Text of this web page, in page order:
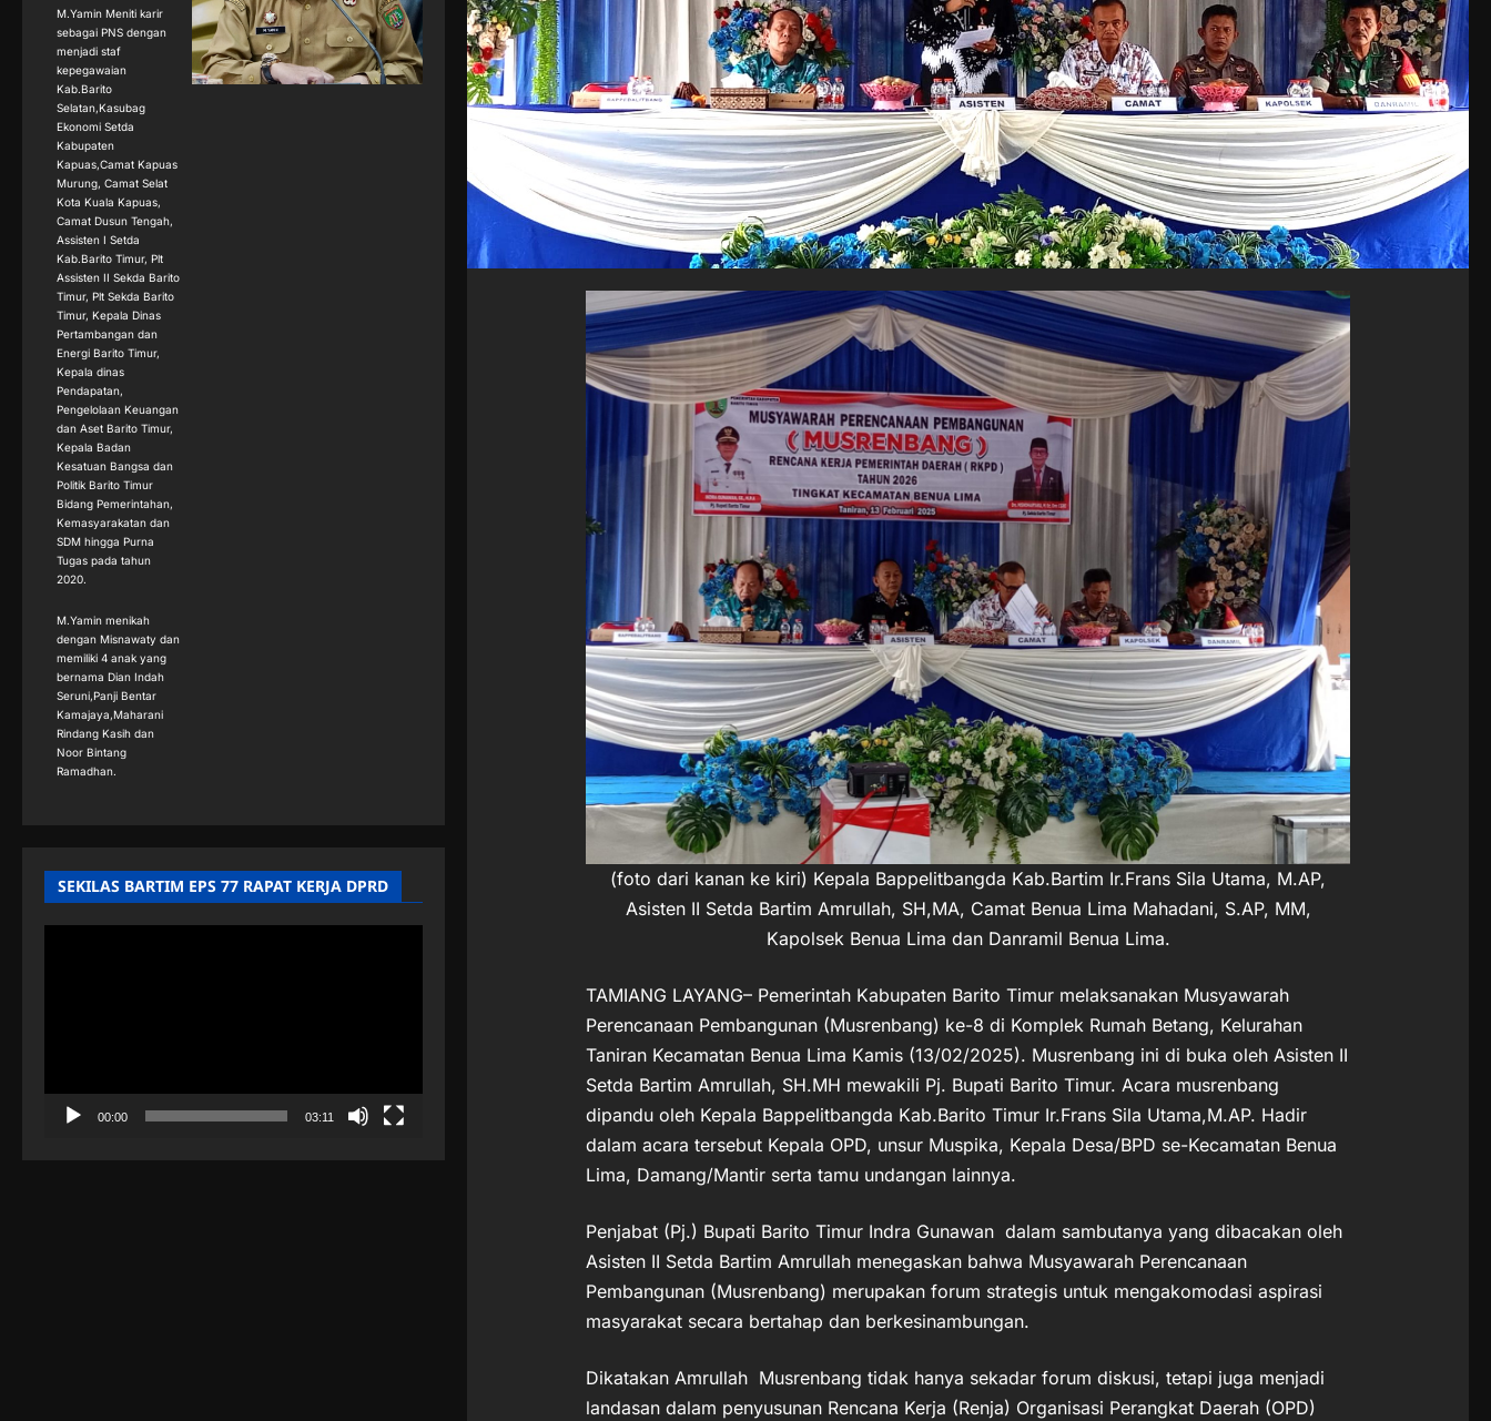
(foto dari kanan ke kiri) Kepala Bappelitbangda Kab.Bartim Ir.Frans Sila Utama, M.AP,
Asisten II Setda Bartim Amrullah, SH,MA, Camat Benua Lima Mahadani, S.AP, MM,
Kapolsek Benua Lima dan Danramil Benua Lima.
TAMIANG LAYANG– Pemerintah Kabupaten Barito Timur melaksanakan Musyawarah
Perencanaan Pembangunan (Musrenbang) ke-8 di Komplek Rumah Betang, Kelurahan
Taniran Kecamatan Benua Lima Kamis (13/02/2025). Musrenbang ini di buka oleh Asisten II
Setda Bartim Amrullah, SH.MH mewakili Pj. Bupati Barito Timur. Acara musrenbang
dipandu oleh Kepala Bappelitbangda Kab.Barito Timur Ir.Frans Sila Utama,M.AP. Hadir
dalam acara tersebut Kepala OPD, unsur Muspika, Kepala Desa/BPD se-Kecamatan Benua
Lima, Damang/Mantir serta tamu undangan lainnya.
Penjabat (Pj.) Bupati Barito Timur Indra Gunawan dalam sambutanya yang dibacakan oleh
Asisten II Setda Bartim Amrullah menegaskan bahwa Musyawarah Perencanaan
Pembangunan (Musrenbang) merupakan forum strategis untuk mengakomodasi aspirasi
masyarakat secara bertahap dan berkesinambungan.
Dikatakan Amrullah Musrenbang tidak hanya sekadar forum diskusi, tetapi juga menjadi
landasan dalam penyusunan Rencana Kerja (Renja) Organisasi Perangkat Daerah (OPD)
M.Yamin Meniti karir
sebagai PNS dengan
menjadi staf
kepegawaian
Kab.Barito
Selatan,Kasubag
Ekonomi Setda
Kabupaten
Kapuas,Camat Kapuas
Murung, Camat Selat
Kota Kuala Kapuas,
Camat Dusun Tengah,
Assisten I Setda
Kab.Barito Timur, Plt
Assisten II Sekda Barito
Timur, Plt Sekda Barito
Timur, Kepala Dinas
Pertambangan dan
Energi Barito Timur,
Kepala dinas
Pendapatan,
Pengelolaan Keuangan
dan Aset Barito Timur,
Kepala Badan
Kesatuan Bangsa dan
Politik Barito Timur
Bidang Pemerintahan,
Kemasyarakatan dan
SDM hingga Purna
Tugas pada tahun
2020.
M.Yamin menikah
dengan Misnawaty dan
memiliki 4 anak yang
bernama Dian Indah
Seruni,Panji Bentar
Kamajaya,Maharani
Rindang Kasih dan
Noor Bintang
Ramadhan.
SEKILAS BARTIM EPS 77 RAPAT KERJA DPRD
00:00 03:11